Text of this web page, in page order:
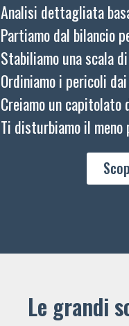
Analisi dettagliata
Partiamo dal bilancio
Stabiliamo una scala
Ordiniamo i pericoli
Creiamo un capitolato
Ti disturbiamo il meno
Le grandi